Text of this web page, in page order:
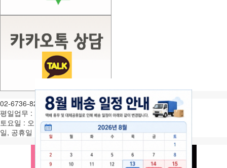
02-6736-8282
평일업무 : 월-금 오전9시 ~ 오후6시
토요일 : 오전9시 ~ 오후1시
일, 공휴일 휴무